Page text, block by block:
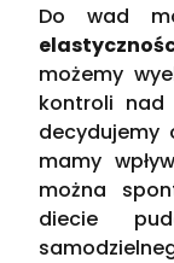
Do wad
możemy
kontroli nad
decydujemy
mamy
można
diecie